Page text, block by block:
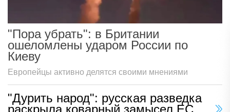
"Пора убрать": в Британии
ошеломлены ударом России по
Киеву
Европейцы активно делятся своими мнениями
"Дурить народ": русская разведка